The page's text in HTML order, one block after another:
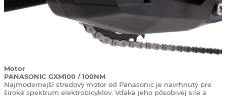
Motor
PANASONIC GXM100 / 100NM
Najmodernejší stredový motor od Panasonic je navrhnutý pre
široké spektrum elektrobicyklov. Vďaka jeho pôsobivej sile a